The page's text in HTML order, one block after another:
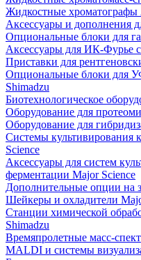
Жидкостные хроматографы
Аксессуары и дополнения
Опциональные блоки для
Аксессуары для ИК-Фурье
Приставки для
Опциональные блоки для
Shimadzu
Биотехнологическое
Оборудование для
Оборудование для
Системы культивирования
Science
Аксессуары для систем
ферментации Major Science
Дополнительные опции на
Шейкеры и охладители
Станции химической
Shimadzu
Времяпролетные масс-
MALDI и системы